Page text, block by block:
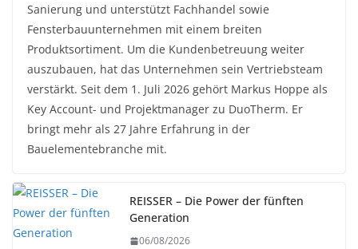
Sanierung und unterstützt Fachhandel sowie
Fensterbauunternehmen mit einem breiten
Produktsortiment. Um die Kundenbetreuung weiter
auszubauen, hat das Unternehmen sein Vertriebsteam
verstärkt. Seit dem 1. Juli 2026 gehört Markus Hoppe als
Key Account- und Projektmanager zu DuoTherm. Er
bringt mehr als 27 Jahre Erfahrung in der
Bauelementebranche mit.
REISSER – Die Power der fünften
Generation
06/08/2026